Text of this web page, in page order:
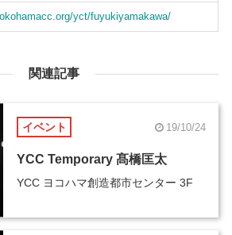
yct/fuyukiyamakawa/
関連記事
イベント 19/10/24
YCC Temporary 髙橋匡太
YCC ヨコハマ創造都市センター 3F